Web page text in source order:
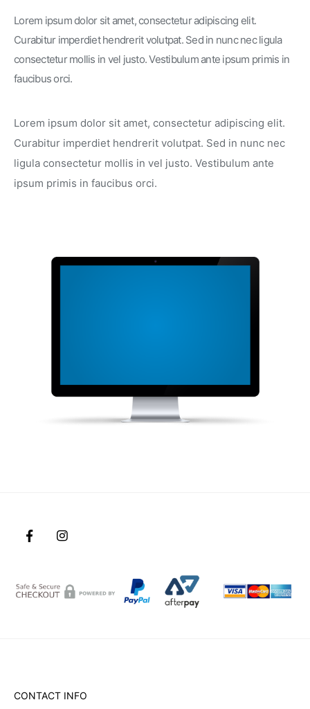
Lorem ipsum dolor sit amet, consectetur adipiscing elit.
Curabitur imperdiet hendrerit volutpat. Sed in nunc nec ligula
consectetur mollis in vel justo. Vestibulum ante ipsum primis in
faucibus orci.
Lorem ipsum dolor sit amet, consectetur adipiscing elit.
Curabitur imperdiet hendrerit volutpat. Sed in nunc nec
ligula consectetur mollis in vel justo. Vestibulum ante
ipsum primis in faucibus orci.
CONTACT INFO